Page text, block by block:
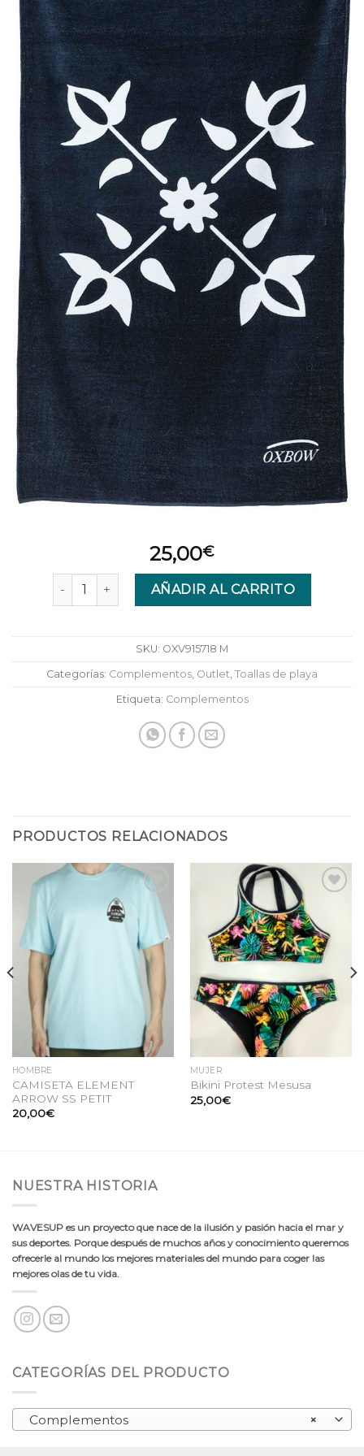
25,00€
TOALLA INZIO SERVIETTE DE PLAG XDPMA
AÑADIR AL CARRITO
SKU: OXV915718 M
Categorías: Complementos Outlet Toallas de playa
Etiqueta: Complementos
PRODUCTOS RELACIONADOS
Añadir
deseos
HOMBRE
CAMISETA ELEMENT
ARROW SS PETIT
20,00€
lista
de
deseos
MUJER
Bikini Protest Mesusa
25,00€
NUESTRA HISTORIA
WAVESUP es un proyecto que nace de la ilusión y pasión hacia el mar y
sus deportes. Porque después de muchos años y conocimiento queremos
ofrecerle al mundo los mejores materiales del mundo para coger las
mejores olas de tu vida.
CATEGORÍAS DEL PRODUCTO
×
Complementos